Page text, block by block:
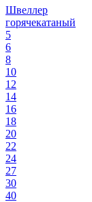
Швеллер
горячекатаный
5
6
8
10
12
14
16
18
20
22
24
27
30
40